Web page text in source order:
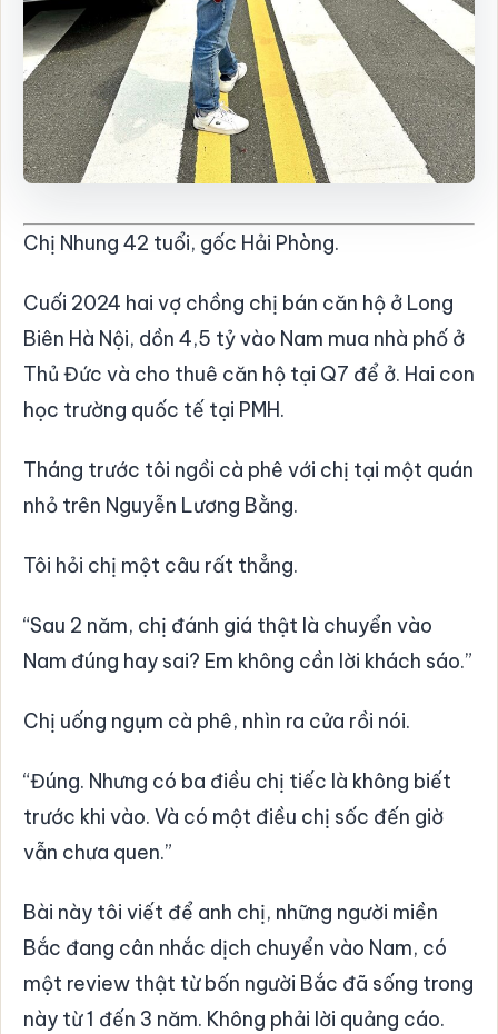
Chị Nhung 42 tuổi, gốc Hải Phòng.
Cuối 2024 hai vợ chồng chị bán căn hộ ở Long
Biên Hà Nội, dồn 4,5 tỷ vào Nam mua nhà phố ở
Thủ Đức và cho thuê căn hộ tại Q7 để ở. Hai con
học trường quốc tế tại PMH.
Tháng trước tôi ngồi cà phê với chị tại một quán
nhỏ trên Nguyễn Lương Bằng.
Tôi hỏi chị một câu rất thẳng.
“Sau 2 năm, chị đánh giá thật là chuyển vào
Nam đúng hay sai? Em không cần lời khách sáo.”
Chị uống ngụm cà phê, nhìn ra cửa rồi nói.
“Đúng. Nhưng có ba điều chị tiếc là không biết
trước khi vào. Và có một điều chị sốc đến giờ
vẫn chưa quen.”
Bài này tôi viết để anh chị, những người miền
Bắc đang cân nhắc dịch chuyển vào Nam, có
một review thật từ bốn người Bắc đã sống trong
này từ 1 đến 3 năm. Không phải lời quảng cáo.